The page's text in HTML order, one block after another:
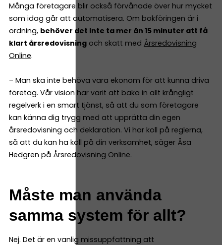
Många företagare blir också förvånade över hur mycket
som idag går att automatisera. Om bokföringen är i
ordning, behöver det inte ta mer än 15 minuter att få
klart årsredovisning och skatt med Årsredovisning
Online.
– Man ska inte behöva vara ekonom för att kunna driva
företag. Vår vision har varit att baka in allt krångligt
regelverk i en smart tjänst, så att du som företagare
kan känna dig trygg med att upprätta din egen
årsredovisning och deklaration. Vi har koll på reglerna,
så att du kan ha koll på din verksamhet, säger Åsa
Hedgren på Årsredovisning Online.
Måste man använda
samma system för allt?
Nej. Det är en vanlig missuppfattning att